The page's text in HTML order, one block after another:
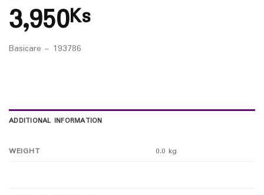
3,950Ks
Basicare – 193786
ADDITIONAL INFORMATION
WEIGHT 0.0 kg